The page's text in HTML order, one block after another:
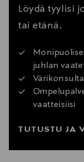
Löydä tyylisi
tai etänä.
juhlan
vaatteisiisi
TUTUSTU JA